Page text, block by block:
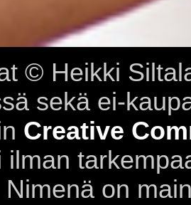
© Heikki
sekä ei-
Creative
ilman
Nimenä on